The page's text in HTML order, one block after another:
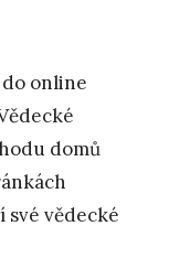
online
domů
své vědecké